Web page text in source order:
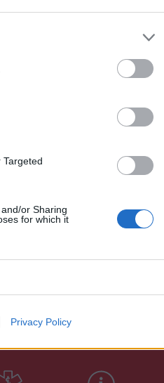
or Sharing
for which it
Privacy Policy
να
της
ότι η
στις
"άνω -